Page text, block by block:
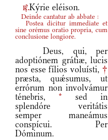
r.Kýrie eléison.
Deinde cantatur ab abbate :
Postea dicitur immediate et
sine orémus oratio propria, cum
conclusione longiore.
Deus, qui, per
adoptiónem grátiæ, lucis
nos esse fílios voluísti, †
præsta, quǽsumus, ut
errórum non involvámur
ténebris, * sed in
splendóre veritátis
semper maneámus
conspícui. Per
Dóminum.